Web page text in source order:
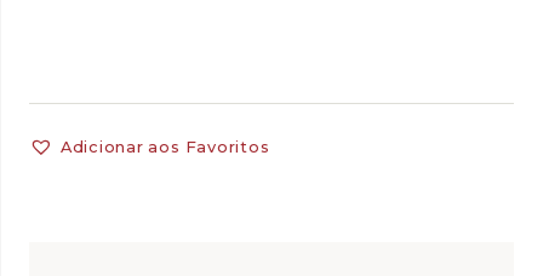
Adicionar aos Favoritos